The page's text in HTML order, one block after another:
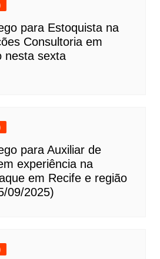
para Estoquista na
Consultoria em
nesta sexta
para Auxiliar de
experiência na
em Recife e região
09/2025)